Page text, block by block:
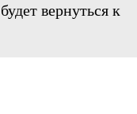
вернуться к